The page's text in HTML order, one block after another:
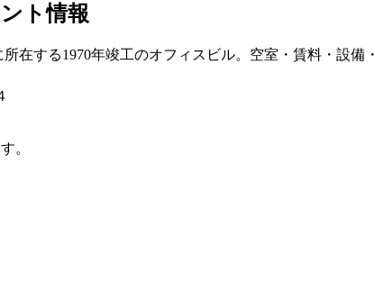
ト情報
所在する1970年竣工のオフィスビル。空室・賃料・設備
。